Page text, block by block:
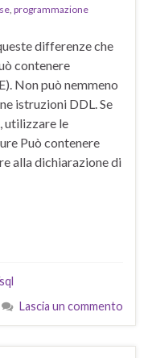
, programmazione
differenze che
contenere
Non può nemmeno
istruzioni DDL. Se
utilizzare le
Può contenere
alla dichiarazione di
Lascia un commento